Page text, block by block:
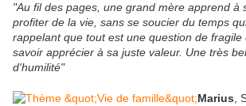
"Au fil des pages, une grand mère apprend à
profiter de la vie, sans se soucier du temps
rappelant que tout est une question de
savoir apprécier à sa juste valeur. Une très
d'humilité"
Marius ,